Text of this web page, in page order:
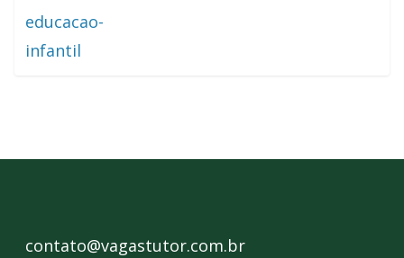
contato@vagastutor.com.br